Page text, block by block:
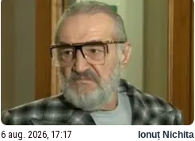
6 aug. 2026, 17:17 Ionuț Nichita